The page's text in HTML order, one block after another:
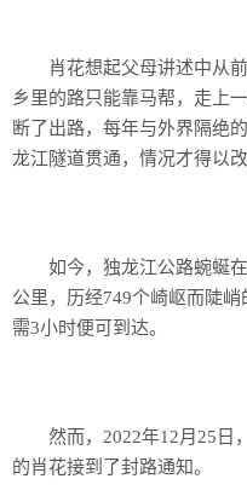
肖花想起父母讲述中从
乡里的路只能靠马帮，走上
断了出路，每年与外界隔绝
龙江隧道贯通，情况才得以改
如今，独龙江公路蜿蜒
公里，历经749个崎岖而陡
需3小时便可到达。
然而，2022年12月25日
的肖花接到了封路通知。